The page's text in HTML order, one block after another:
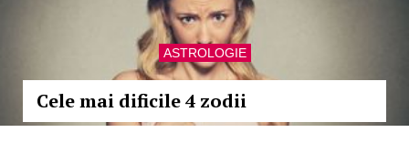
ASTROLOGIE
Cele mai dificile 4 zodii